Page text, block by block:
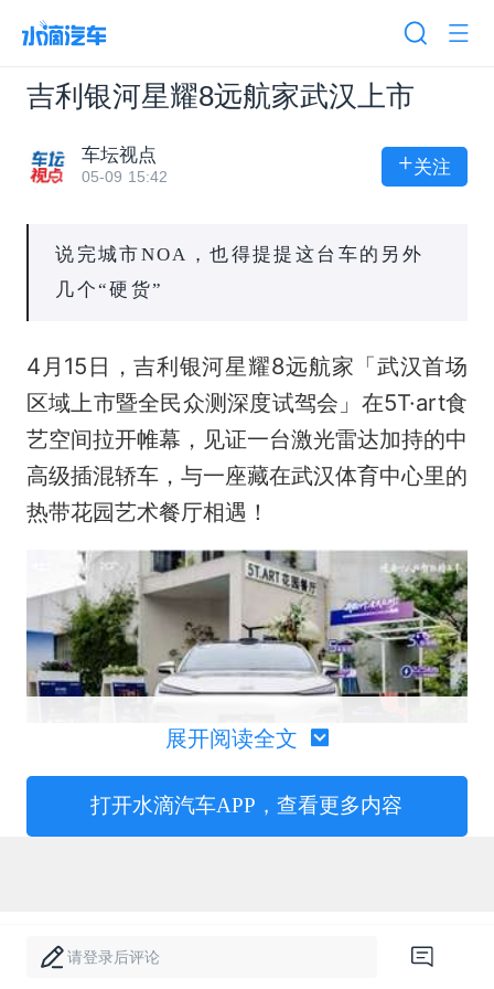
吉利银河星耀8远航家武汉上市
车坛视点
05-09 15:42 +关注
说完城市NOA，也得提提这台车的另外
几个“硬货”
4月15日，吉利银河星耀8远航家「武汉首场
区域上市暨全民众测深度试驾会」在5T·art食
艺空间拉开帷幕，见证一台激光雷达加持的中
高级插混轿车，与一座藏在武汉体育中心里的
热带花园艺术餐厅相遇！
星耀8远航家，拥有5018mm的车长、
植的艺境门口，体量感一下就有了。溜背式的
展开阅读全文
打开水滴汽车APP，查看更多内容
请登录后评论